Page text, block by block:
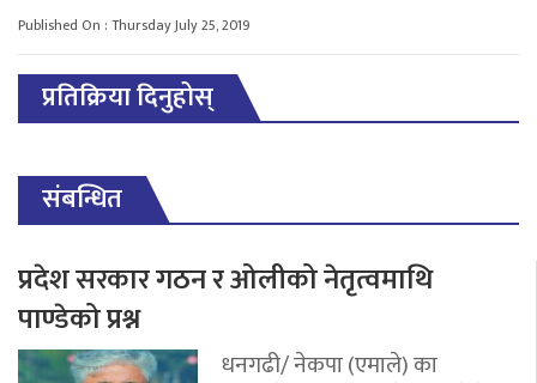
Published On : Thursday July 25, 2019
प्रतिक्रिया दिनुहोस्
संबन्धित
प्रदेश सरकार गठन र ओलीको नेतृत्वमाथि
पाण्डेको प्रश्न
धनगढी/ नेकपा (एमाले) का